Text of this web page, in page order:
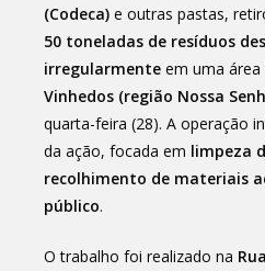
(Codeca) e outras pastas,
50 toneladas de resíduos
irregularmente em uma
Vinhedos (região Nossa
quarta-feira (28). A operação
da ação, focada em limpeza
recolhimento de materiais
público.
O trabalho foi realizado na